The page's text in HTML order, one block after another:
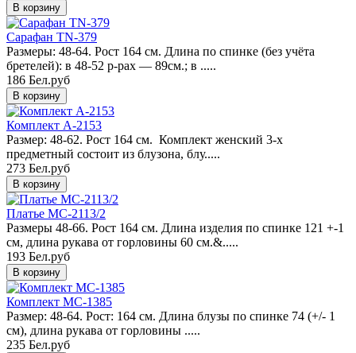
Сарафан TN-379
Размеры: 48-64. Рост 164 см. Длина по спинке (без учёта
бретелей): в 48-52 р-рах — 89см.; в .....
186 Бел.руб
Комплект A-2153
Размер: 48-62. Рост 164 см. Комплект женский 3-х
предметный состоит из блузона, блу.....
273 Бел.руб
Платье MC-2113/2
Размеры 48-66. Рост 164 см. Длина изделия по спинке 121 +-1
см, длина рукава от горловины 60 см.&.....
193 Бел.руб
Комплект MC-1385
Размер: 48-64. Рост: 164 см. Длина блузы по спинке 74 (+/- 1
см), длина рукава от горловины .....
235 Бел.руб